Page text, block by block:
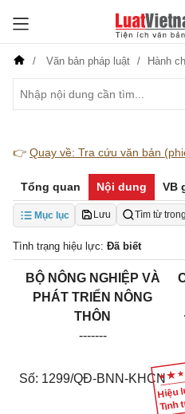
Văn bản pháp luật Hành
👉 Quay về: Tra cứu văn bản
Tổng quan Nội dung VB
Mục lục Lưu Tìm từ
Tình trạng hiệu lực: Đã biết
Hiệu
Tình
BỘ NÔNG NGHIỆP VÀ
PHÁT TRIỂN NÔNG
THÔN
-------
Số: 1299/QĐ-BNN-KHCN